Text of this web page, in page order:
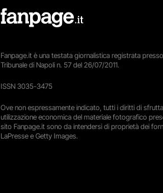
Fanpage.it è una testata giornalistica registrata
Tribunale di Napoli n. 57 del 26/07/2011.
ISSN 3035-3475
Ove non espressamente indicato, tutti i diritti di
utilizzazione economica del materiale fotografico
sito Fanpage.it sono da intendersi di proprietà dei
LaPresse e Getty Images.